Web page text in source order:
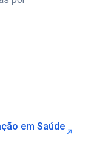
em Saúde